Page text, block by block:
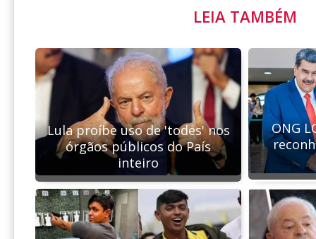
LEIA TAMBÉM
Lula proíbe uso de 'todes' nos
órgãos públicos do País
inteiro
ONG